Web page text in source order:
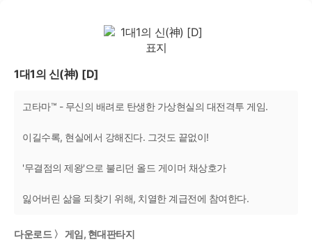
1대1의 신(神) [D]
고타마™ - 무신의 배려로 탄생한 가상현실의 대전격투 게임.
이길수록, 현실에서 강해진다. 그것도 끝없이!
'무결점의 제왕'으로 불리던 올드 게이머 채상호가
잃어버린 삶을 되찾기 위해, 치열한 계급전에 참여한다.
다운로드 〉 게임, 현대판타지